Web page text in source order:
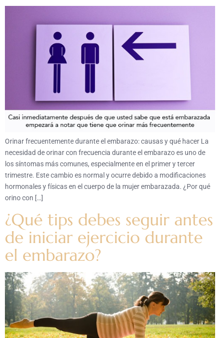
Orinar frecuentemente durante el embarazo: causas y qué hacer La
necesidad de orinar con frecuencia durante el embarazo es uno de
los síntomas más comunes, especialmente en el primer y tercer
trimestre. Este cambio es normal y ocurre debido a modificaciones
hormonales y físicas en el cuerpo de la mujer embarazada. ¿Por qué
orino con […]
¿Qué tips debes seguir antes
de iniciar ejercicio durante
el embarazo?